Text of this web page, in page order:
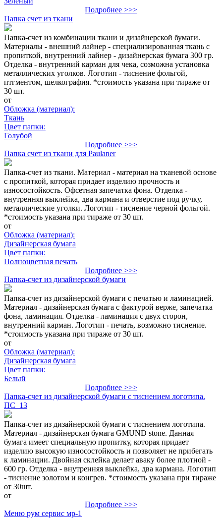
Подробнее >>>
Папка счет из ткани
Папка-счет из комбинации ткани и дизайнерской бумаги.
Материалы - внешний лайнер - специализированная ткань с
пропиткой, внутренний лайнер - дизайнерская бумага 300 гр.
Отделка - внутренний карман для чека, созможна установка
металлических уголков. Логотип - тиснение фольгой,
птгментом, шелкография. *стоимость указана при тираже от
30 шт.
от
Обложка (материал):
Ткань
Цвет папки:
Голубой
Подробнее >>>
Папка счет из ткани для Paulaner
Папка-счет из ткани. Материал - материал на тканевой основе
с пропиткой, которая придает изделию прочность и
износостойкость. Офсетная запечатка фона. Отделка -
внутренняя выклейка, два кармана и отверстие под ручку,
металлические уголки. Логотип - тиснение черной фольгой.
*стоимость указана при тираже от 30 шт.
от
Обложка (материал):
Дизайнерская бумага
Цвет папки:
Полноцветная печать
Подробнее >>>
Папка-счет из дизайнерской бумаги
Папка-счет из дизайнерской бумаги с печатью и ламинацией.
Материал - дизайнерская бумага с фактурой верже, запечатка
фона, ламинация. Отделка - ламинация с двух сторон,
внутренний карман. Логотип - печать, возможно тиснение.
*стоимость указана при тираже от 30 шт.
от
Обложка (материал):
Дизайнерская бумага
Цвет папки:
Белый
Подробнее >>>
Папка-счет из дизайнерской бумаги с тиснением логотипа.
ПС_13
Папка-счет из дизайнерской бумаги с тиснением логотипа.
Материал - дизайнерская бумага GMUND stone. Данная
бумага имеет специальную пропитку, которая придает
изделию высокую износостойкость и позволяет не прибегать
к ламинации. Двойная склейка делает аваку более плотной -
600 гр. Отделка - внутренняя выклейка, два кармана. Логотип
- тиснение золотом и конгрев. *стоимость указана при тираже
от 30шт.
от
Подробнее >>>
Меню рум сервис мр-1